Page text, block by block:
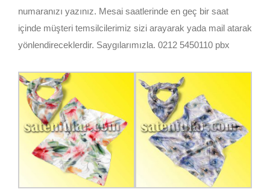
numaranızı yazınız. Mesai saatlerinde en geç bir saat
içinde müşteri temsilcilerimiz sizi arayarak yada mail atarak
yönlendireceklerdir. Saygılarımızla. 0212 5450110 pbx